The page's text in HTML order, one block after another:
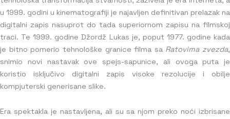
u 1999. godini u kinematografiji je najavljen definitivan prelazak na
digitalni zapis nasuprot do tada superiornom zapisu na filmskoj
traci. Te 1999. godine Džordž Lukas je, poput 1977. godine kada
je bitno pomerio tehnološke granice filma sa Ratovima zvezda,
snimio novi nastavak ove spejs-sapunice, ali ovoga puta je
koristio isključivo digitalni zapis visoke rezolucije i obilje
kompjuterski generisane slike.
Era spektakla je nastavljena, ali su sa njom preko noći izbrisane